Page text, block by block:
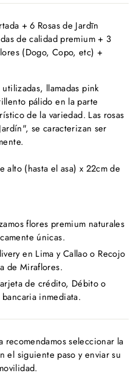
+ 6 Rosas de Jardīn
decalidad premium + 3
(Dogo, Copo, etc) +
utilizadas, llamadas pink
pálido en la parte
de la variedad. Las rosas
se caracterizan ser
alto (hasta el asa) x 22cm de
flores premium naturales
únicas.
en Lima y Callao o Recojo
de Miraflores.
de crédito, Débito o
inmediata.
seleccionar la
el siguiente paso y enviar su